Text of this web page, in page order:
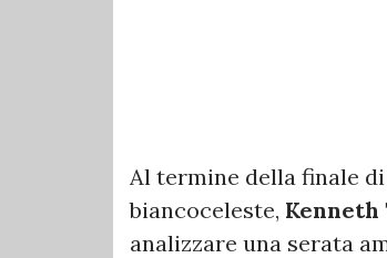
Al termine della finale di
biancoceleste, Kenneth
analizzare una serata